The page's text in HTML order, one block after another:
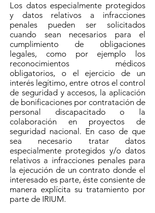
Los datos especialmente protegidos
y datos relativos a infracciones
penales pueden ser solicitados
cuando sean necesarios para el
cumplimiento de obligaciones
legales, como por ejemplo los
reconocimientos médicos
obligatorios, o el ejercicio de un
interés legítimo, entre otros el control
de seguridad y accesos, la aplicación
de bonificaciones por contratación de
personal discapacitado o la
colaboración en proyectos de
seguridad nacional. En caso de que
sea necesario tratar datos
especialmente protegidos y/o datos
relativos a infracciones penales para
la ejecución de un contrato donde el
interesado es parte, éste consiente de
manera explícita su tratamiento por
parte de IRIUM.